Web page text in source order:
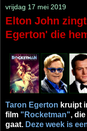
vrijdag 17 mei 2019
Elton John
Egerton' die
Taron Egerton kruipt
film "Rocketman",
gaat. Deze week is